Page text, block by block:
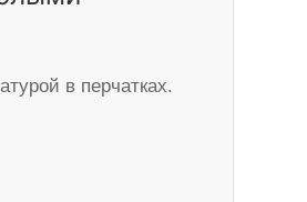
в перчатках.